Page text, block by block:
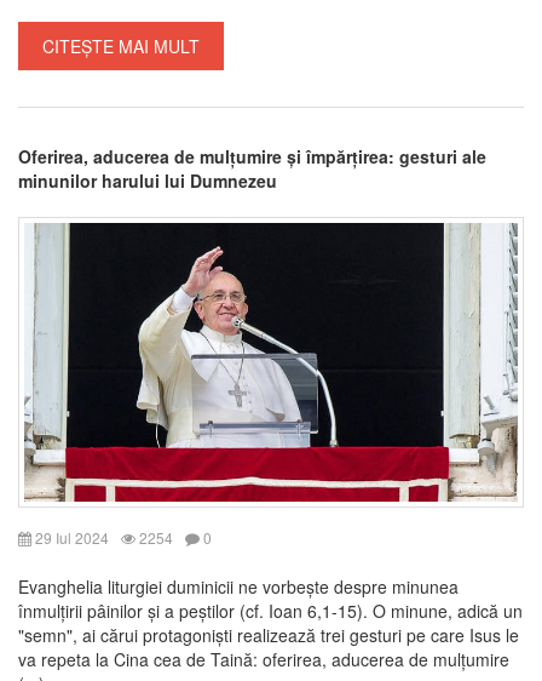
CITEȘTE MAI MULT
Oferirea, aducerea de mulțumire și împărțirea: gesturi ale
minunilor harului lui Dumnezeu
29 Iul 2024 2254 0
Evanghelia liturgiei duminicii ne vorbește despre minunea
înmulțirii pâinilor și a peștilor (cf. Ioan 6,1-15). O minune, adică un
"semn", ai cărui protagoniști realizează trei gesturi pe care Isus le
va repeta la Cina cea de Taină: oferirea, aducerea de mulțumire